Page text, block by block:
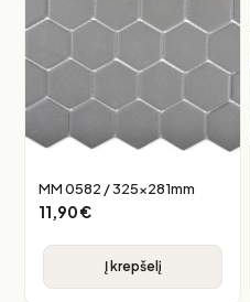
MM 0582 / 325x281mm
11,90€
Į krepšelį